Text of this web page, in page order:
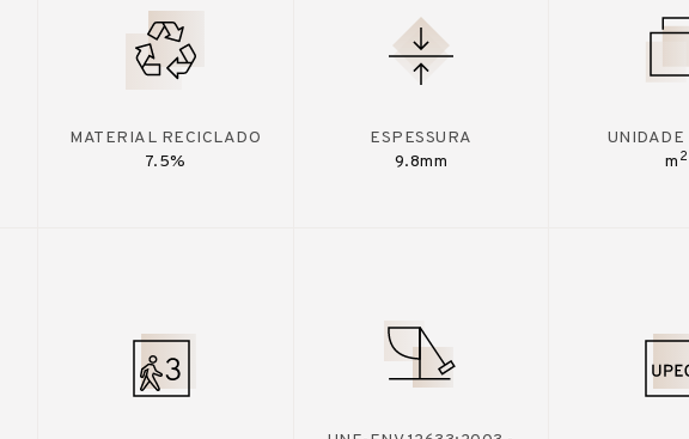
MATERIAL RECICLADO
7.5%
ESPESSURA
9.8mm
UNIDADE
m 2